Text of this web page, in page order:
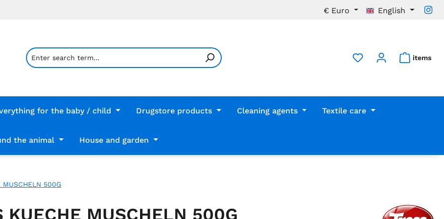
€ Euro English
items
for the baby / child Drugstore products Cleaning agents Textile care
the animal House and garden
MUSCHELN 500G
KUECHE MUSCHELN 500G